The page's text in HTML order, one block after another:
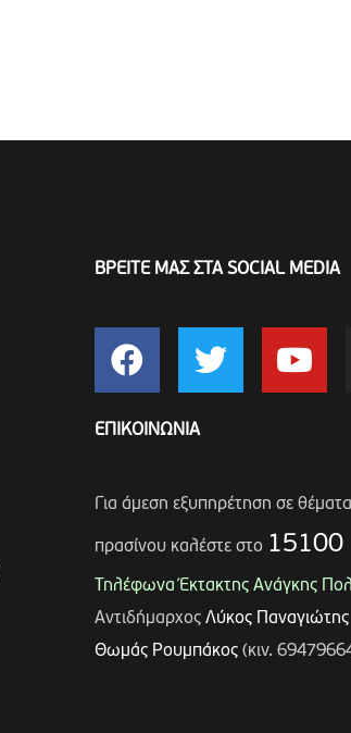
ΒΡΕΙΤΕ ΜΑΣ ΣΤΑ SOCIAL MEDIA
ΕΠΙΚΟΙΝΩΝΙΑ
Για άμεση εξυπηρέτηση σε
πρασίνου καλέστε στο 15100
Τηλέφωνα Έκτακτης Ανάγκης
Αντιδήμαρχος Λύκος Παναγιώτης
Θωμάς Ρουμπάκος(κιν.